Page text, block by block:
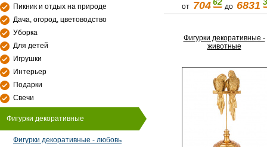
Пикник и отдых на природе
Дача, огород, цветоводство
Уборка
Для детей
Игрушки
Интерьер
Подарки
Свечи
Фигурки декоративные
Фигурки декоративные - любовь
от 704 до6831
Фигурки декоративные -
животные